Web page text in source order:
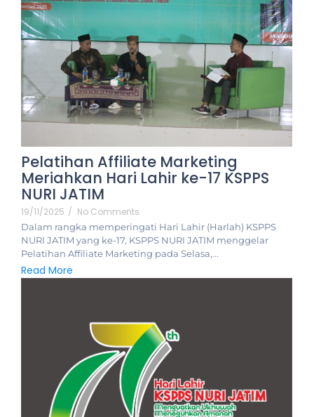
Pelatihan Affiliate Marketing
Meriahkan Hari Lahir ke-17 KSPPS
NURI JATIM
19/11/2025 / No Comments
Dalam rangka memperingati Hari Lahir (Harlah) KSPPS
NURI JATIM yang ke-17, KSPPS NURI JATIM menggelar
Pelatihan Affiliate Marketing pada Selasa,...
Read More